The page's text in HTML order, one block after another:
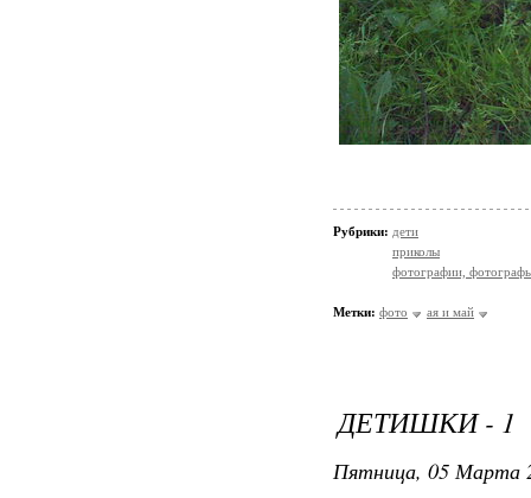
Рубрики: дети
приколы
фотографии,
Метки: фото ая и май
ДЕТИШКИ - 1
Пятница, 05 Марта